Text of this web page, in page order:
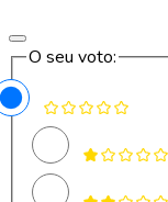
O seu voto: